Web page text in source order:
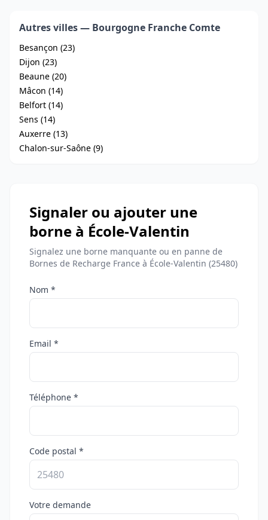
Autres villes — Bourgogne Franche Comte
Besançon (23)
Dijon (23)
Beaune (20)
Mâcon (14)
Belfort (14)
Sens (14)
Auxerre (13)
Chalon-sur-Saône (9)
Signaler ou ajouter une
borne à École-Valentin
Signalez une borne manquante ou en panne de
Bornes de Recharge France à École-Valentin (25480)
Nom *
Email *
Téléphone *
Code postal *
Votre demande